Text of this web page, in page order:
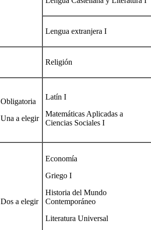
Lengua extranjera I
Religión
Obligatoria
Una a elegir
Latín I
Matemáticas Aplicadas a
Ciencias Sociales I
Dos a elegir
Economía
Griego I
Historia del Mundo
Contemporáneo
Literatura Universal